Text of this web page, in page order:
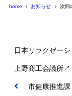
home お知らせ 次回
日本リラクゼー
上野商工会議所↗
伊賀市健康推進